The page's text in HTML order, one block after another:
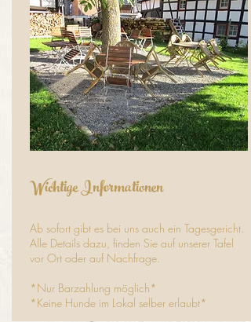
Wichtige Informationen
Ab sofort gibt es bei uns auch ein Tagesgericht.
Alle Details dazu, finden Sie auf unserer Tafel
vor Ort oder auf Nachfrage.
*Nur Barzahlung möglich*
*Keine Hunde im Lokal selber erlaubt*